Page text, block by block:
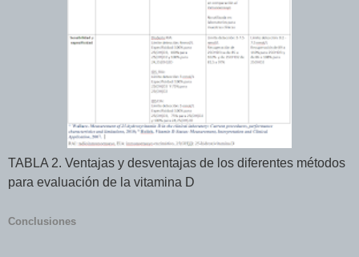
TABLA 2. Ventajas y desventajas de los diferentes métodos
para evaluación de la vitamina D
Conclusiones